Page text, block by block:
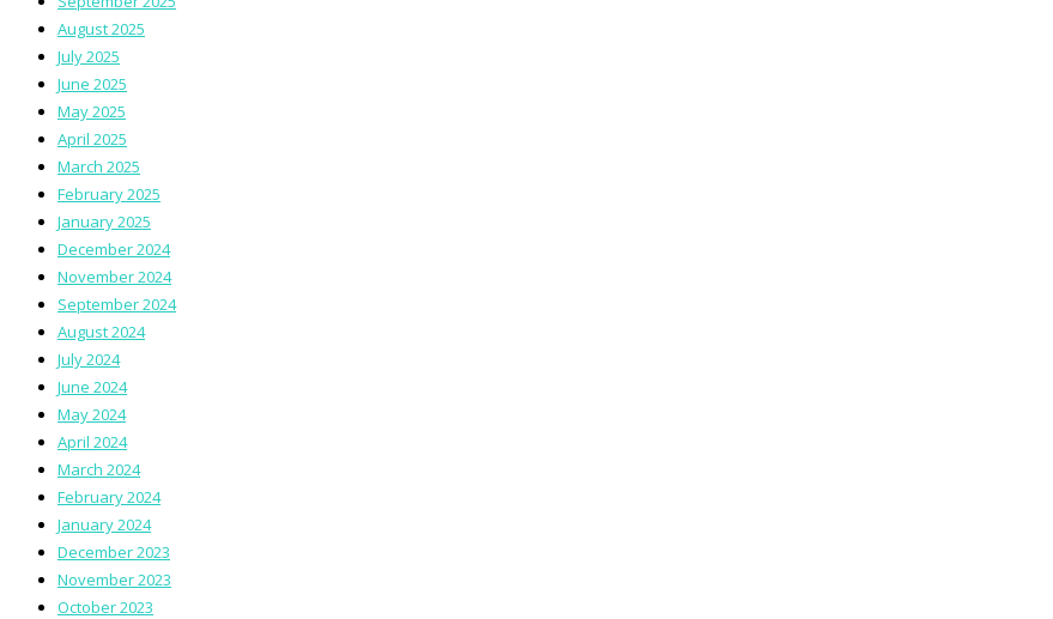
August 2025
July 2025
June 2025
May 2025
April 2025
March 2025
February 2025
January 2025
December 2024
November 2024
September 2024
August 2024
July 2024
June 2024
May 2024
April 2024
March 2024
February 2024
January 2024
December 2023
November 2023
October 2023